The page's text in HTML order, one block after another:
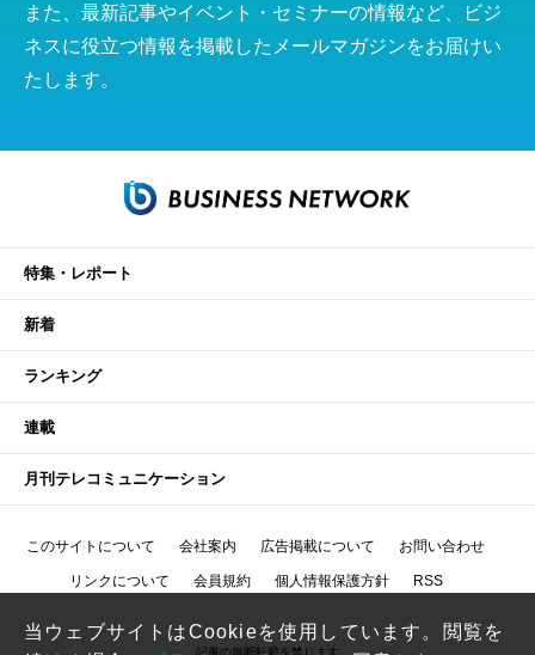
また、最新記事やイベント・セミナーの情報など、ビジ
ネスに役立つ情報を掲載したメールマガジンをお届けい
たします。
特集・レポート
新着
ランキング
連載
月刊テレコミュニケーション
このサイトについて 会社案内 広告掲載について お問い合わせ
リンクについて 会員規約 個人情報保護方針 RSS
記事の無断転載を禁じます
当ウェブサイトはCookieを使用しています。閲覧を